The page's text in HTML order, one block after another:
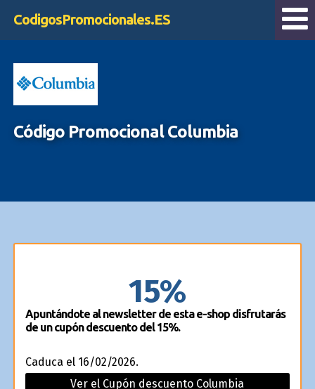
CodigosPromocionales.ES
Código Promocional Columbia
15%
Apuntándote al newsletter de esta e-shop disfrutarás
de un cupón descuento del 15%.
Caduca el 16/02/2026.
Ver el Cupón descuento Columbia